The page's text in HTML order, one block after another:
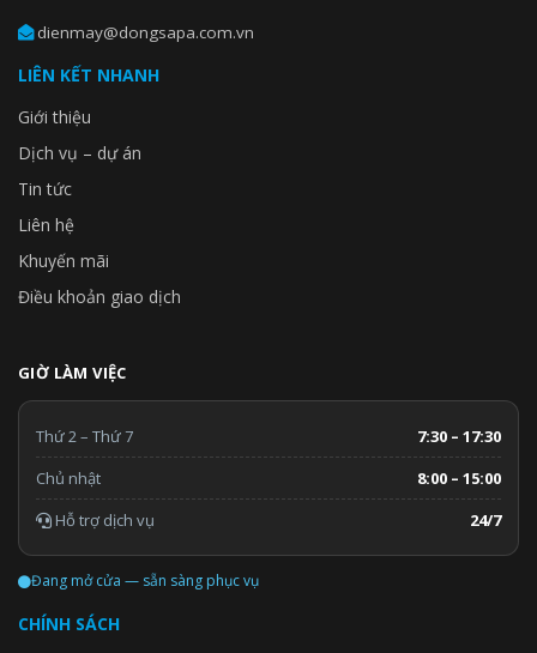
dienmay@dongsapa.com.vn
LIÊN KẾT NHANH
Giới thiệu
Dịch vụ – dự án
Tin tức
Liên hệ
Khuyến mãi
Điều khoản giao dịch
GIỜ LÀM VIỆC
Thứ 2 – Thứ 7
7:30 – 17:30
Chủ nhật
8:00 – 15:00
Hỗ trợ dịch vụ
24/7
Đang mở cửa — sẵn sàng phục vụ
CHÍNH SÁCH